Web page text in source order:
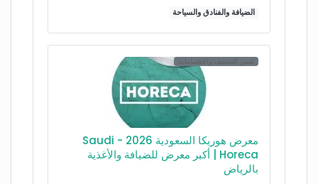
الضيافة والفنادق والسياحة
نفس التصنيف والاهتمامات
معرض هوريكا السعودية 2026 - Saudi
Horeca | أكبر معرض للضيافة والأغذية
بالرياض